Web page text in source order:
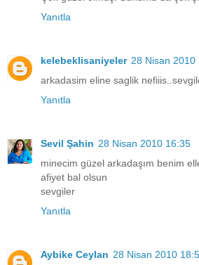
Yanıtla
kelebeklisaniyeler 28 Nisan 2010
arkadasim eline saglik
Yanıtla
Sevil Şahin 28 Nisan 2010 16:35
minecim güzel arkadaşım benim
afiyet bal olsun
sevgiler
Yanıtla
Aybike Ceylan 28 Nisan 2010